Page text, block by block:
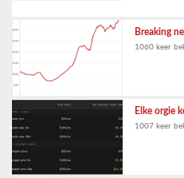
Breaking
1060 keer
Elke orgie
1007 keer